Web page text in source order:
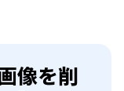
像を削